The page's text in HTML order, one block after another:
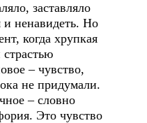
заставляло
и ненавидеть. Но
когда хрупкая
– чувство,
не придумали.
– словно
Это чувство